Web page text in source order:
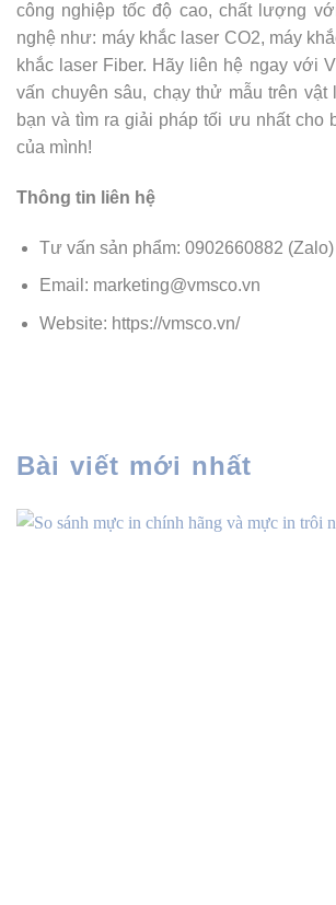
công nghiệp tốc độ cao, chất lượng
nghệ như: máy khắc laser CO2, máy
khắc laser Fiber. Hãy liên hệ ngay với
vấn chuyên sâu, chạy thử mẫu trên vật
bạn và tìm ra giải pháp tối ưu nhất cho
của mình!
Thông tin liên hệ
Tư vấn sản phẩm: 0902660882 (Zalo)
Email: marketing@vmsco.vn
Website: https://vmsco.vn/
Bài viết mới nhất